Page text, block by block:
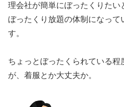
理会社が簡単にぼったくりたい
ぼったくり放題の体制になって
す。
ちょっとぼったくられている程
が、着服とか大丈夫か。